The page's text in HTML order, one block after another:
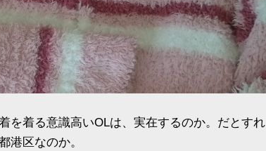
を着る意識高いOLは、実在するのか。だとすれ
港区なのか。